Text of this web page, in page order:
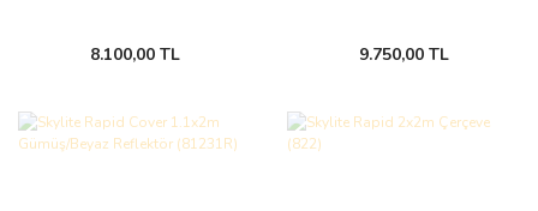
8.100,00 TL 9.750,00 TL